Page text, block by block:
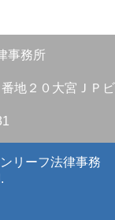
事務所
地２０大宮ＪＰビ
リーフ法律事務